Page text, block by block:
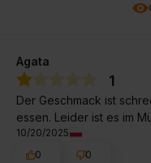
Agata
1
Der Geschmack ist
essen. Leider ist es im
10/20/2025
0
0